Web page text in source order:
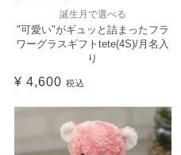
誕生月で選べる
"可愛い"がギュッと詰まったフラ
ワーグラスギフトtete(4S)/月名入
り
¥ 4,600 税込